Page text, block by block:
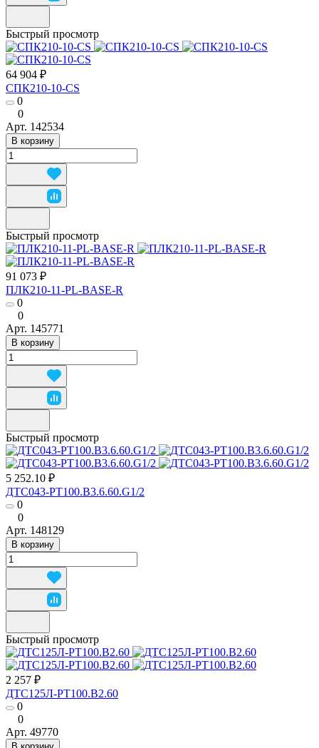
Быстрый просмотр
64 904 ₽
СПК210-10-CS
0
0
Арт. 142534
В корзину
Быстрый просмотр
91 073 ₽
ПЛК210-11-PL-BASE-R
0
0
Арт. 145771
В корзину
Быстрый просмотр
5 252.10 ₽
ДТС043-РТ100.В3.6.60.G1/2
0
0
Арт. 148129
В корзину
Быстрый просмотр
2 257 ₽
ДТС125Л-РТ100.В2.60
0
0
Арт. 49770